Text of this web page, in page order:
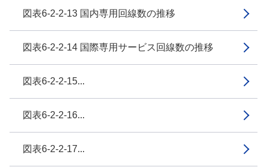
図表6-2-2-13 国内専用回線数の推移
図表6-2-2-14 国際専用サービス回線数の推移
図表6-2-2-15...
図表6-2-2-16...
図表6-2-2-17...